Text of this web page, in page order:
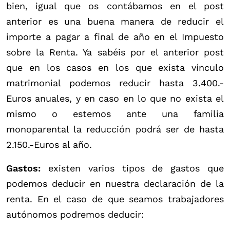
bien, igual que os contábamos en el post
anterior es una buena manera de reducir el
importe a pagar a final de año en el Impuesto
sobre la Renta. Ya sabéis por el anterior post
que en los casos en los que exista vínculo
matrimonial podemos reducir hasta 3.400.-
Euros anuales, y en caso en lo que no exista el
mismo o estemos ante una familia
monoparental la reducción podrá ser de hasta
2.150.-Euros al año.
Gastos: existen varios tipos de gastos que
podemos deducir en nuestra declaración de la
renta. En el caso de que seamos trabajadores
autónomos podremos deducir: